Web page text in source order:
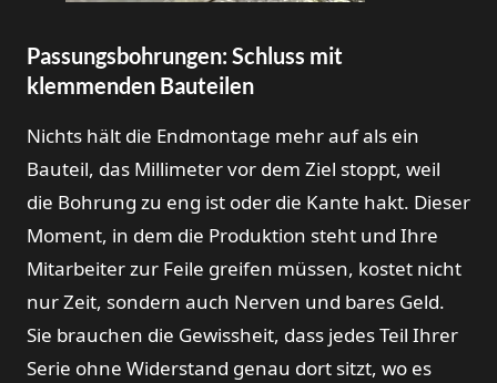
Passungsbohrungen: Schluss mit
klemmenden Bauteilen
Nichts hält die Endmontage mehr auf als ein
Bauteil, das Millimeter vor dem Ziel stoppt, weil
die Bohrung zu eng ist oder die Kante hakt. Dieser
Moment, in dem die Produktion steht und Ihre
Mitarbeiter zur Feile greifen müssen, kostet nicht
nur Zeit, sondern auch Nerven und bares Geld.
Sie brauchen die Gewissheit, dass jedes Teil Ihrer
Serie ohne Widerstand genau dort sitzt, wo es